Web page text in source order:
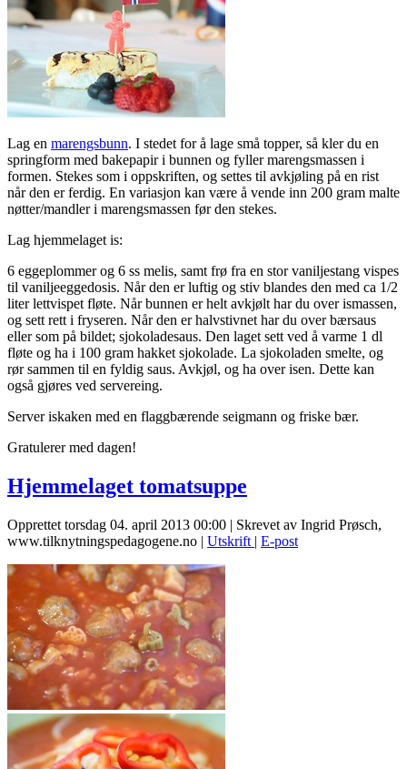
Lag en marengsbunn. I stedet for å lage små topper, så kler du en
springform med bakepapir i bunnen og fyller marengsmassen i
formen. Stekes som i oppskriften, og settes til avkjøling på en rist
når den er ferdig. En variasjon kan være å vende inn 200 gram malte
nøtter/mandler i marengsmassen før den stekes.
Lag hjemmelaget is:
6 eggeplommer og 6 ss melis, samt frø fra en stor vaniljestang vispes
til vaniljeeggedosis. Når den er luftig og stiv blandes den med ca 1/2
liter lettvispet fløte. Når bunnen er helt avkjølt har du over ismassen,
og sett rett i fryseren. Når den er halvstivnet har du over bærsaus
eller som på bildet; sjokoladesaus. Den laget sett ved å varme 1 dl
fløte og ha i 100 gram hakket sjokolade. La sjokoladen smelte, og
rør sammen til en fyldig saus. Avkjøl, og ha over isen. Dette kan
også gjøres ved servereing.
Server iskaken med en flaggbærende seigmann og friske bær.
Gratulerer med dagen!
Hjemmelaget tomatsuppe
Opprettet torsdag 04. april 2013 00:00 | Skrevet av Ingrid Prøsch,
www.tilknytningspedagogene.no | Utskrift | E-post